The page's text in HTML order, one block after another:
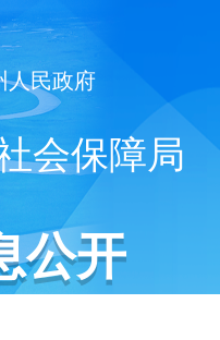
人民政府
会保障局
公开